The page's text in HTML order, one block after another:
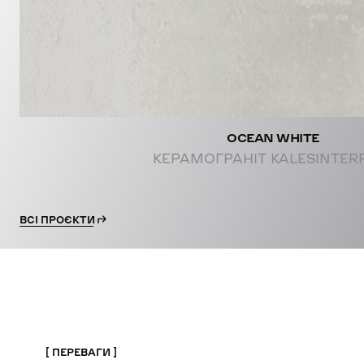
OCEAN WHITE
КЕРАМОГРАНІТ
ВСІ ПРОЄКТИ
ПЕРЕВАГИ